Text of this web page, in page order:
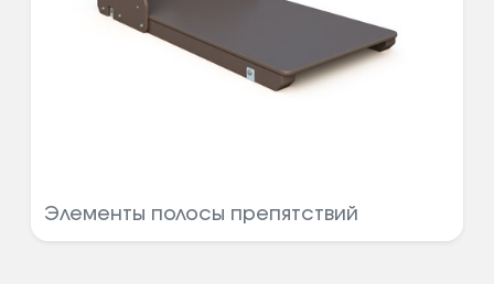
Элементы полосы препятствий